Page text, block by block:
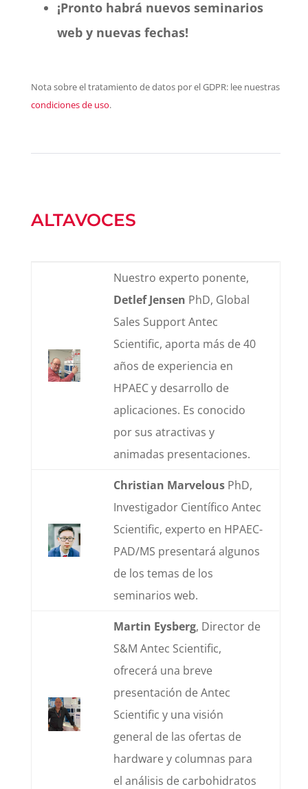
¡Pronto habrá nuevos seminarios
web y nuevas fechas!
Nota sobre el tratamiento de datos por el GDPR: lee nuestras
condiciones de uso.
ALTAVOCES
Nuestro experto ponente,
Detlef Jensen PhD, Global
Sales Support Antec
Scientific, aporta más de 40
años de experiencia en
HPAEC y desarrollo de
aplicaciones. Es conocido
por sus atractivas y
animadas presentaciones.
Christian MarvelousPhD,
Investigador Científico Antec
Scientific, experto en HPAEC-
PAD/MS presentará algunos
de los temas de los
seminarios web.
Martin Eysberg, Director de
S&M Antec Scientific,
ofrecerá una breve
presentación de Antec
Scientific y una visión
general de las ofertas de
hardware y columnas para
el análisis de carbohidratos